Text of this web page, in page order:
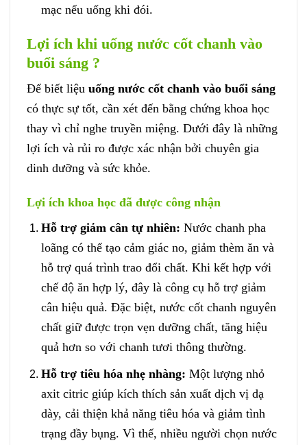
mạc nếu uống khi đói.
Lợi ích khi uống nước cốt chanh vào
buổi sáng ?
Để biết liệu uống nước cốt chanh vào buổi sáng
có thực sự tốt, cần xét đến bằng chứng khoa học
thay vì chỉ nghe truyền miệng. Dưới đây là những
lợi ích và rủi ro được xác nhận bởi chuyên gia
dinh dưỡng và sức khỏe.
Lợi ích khoa học đã được công nhận
Hỗ trợ giảm cân tự nhiên: Nước chanh pha
loãng có thể tạo cảm giác no, giảm thèm ăn và
hỗ trợ quá trình trao đổi chất. Khi kết hợp với
chế độ ăn hợp lý, đây là công cụ hỗ trợ giảm
cân hiệu quả. Đặc biệt, nước cốt chanh nguyên
chất giữ được trọn vẹn dưỡng chất, tăng hiệu
quả hơn so với chanh tươi thông thường.
Hỗ trợ tiêu hóa nhẹ nhàng: Một lượng nhỏ
axit citric giúp kích thích sản xuất dịch vị dạ
dày, cải thiện khả năng tiêu hóa và giảm tình
trạng đầy bụng. Vì thế, nhiều người chọn nước